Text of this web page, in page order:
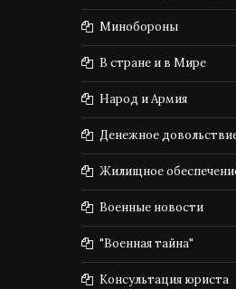
Минобороны
В стране и в Мире
Народ и Армия
Денежное
Жилищное
Военные новости
"Военная тайна"
Консультация юриста